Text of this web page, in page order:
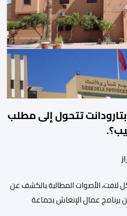
فيها الأحزاب السياسية، إلى ادراج 10 التزامات ضمن برامجها الانتخابية
مع المناطق الجبلية والانتقال من
عملية […]
تتحول إلى مطلب
لافت، الأصوات المطالبة بالكشف عن
برنامج عمال الإنعاش بجماعة